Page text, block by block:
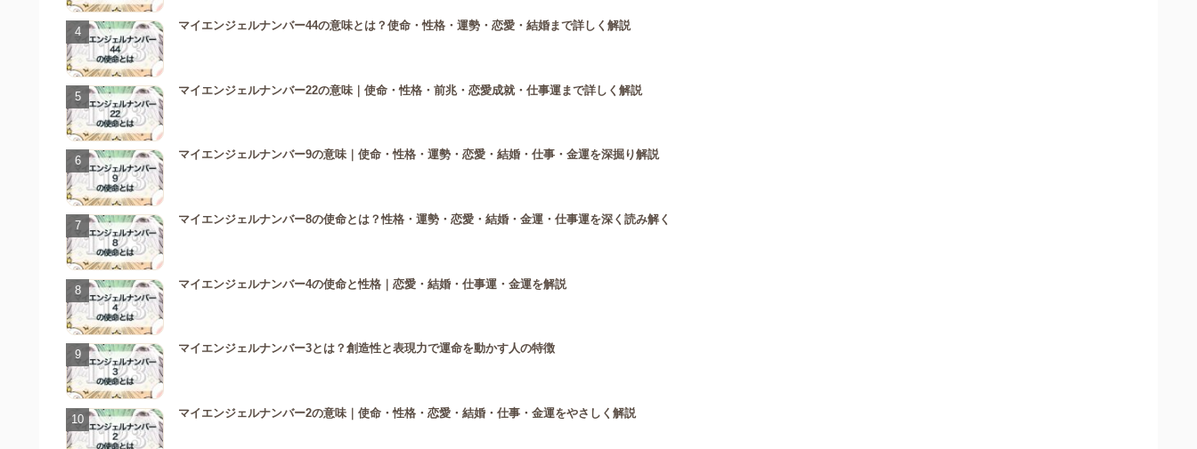
マイエンジェルナンバー44の意味とは？使命・性格・運勢・恋愛・結婚まで詳しく解説
マイエンジェルナンバー22の意味｜使命・性格・前兆・恋愛成就・仕事運まで詳しく解説
マイエンジェルナンバー9の意味｜使命・性格・運勢・恋愛・結婚・仕事・金運を深掘り解説
マイエンジェルナンバー8の使命とは？性格・運勢・恋愛・結婚・金運・仕事運を深く読み解く
マイエンジェルナンバー4の使命と性格｜恋愛・結婚・仕事運・金運を解説
マイエンジェルナンバー3とは？創造性と表現力で運命を動かす人の特徴
マイエンジェルナンバー2の意味｜使命・性格・恋愛・結婚・仕事・金運をやさしく解説